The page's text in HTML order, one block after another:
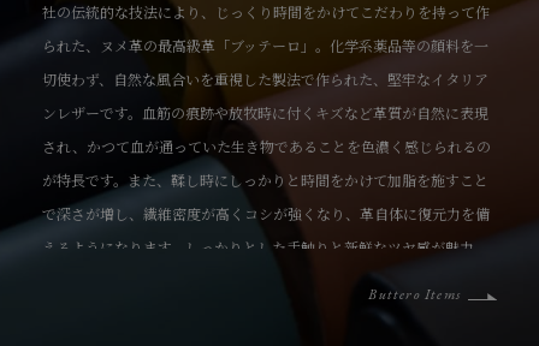
社の伝統的な技法により、じっくり時間をかけてこだわりを持って作
られた、ヌメ革の最高級革「ブッテーロ」。化学系薬品等の顔料を一
切使わず、自然な風合いを重視した製法で作られた、堅牢なイタリア
ンレザーです。血筋の痕跡や放牧時に付くキズなど革質が自然に表現
され、かつて血が通っていた生き物であることを色濃く感じられるの
が特長です。また、鞣し時にしっかりと時間をかけて加脂を施すこと
で深さが増し、繊維密度が高くコシが強くなり、革自体に復元力を備
えるようになります。しっかりとした手触りと新鮮なツヤ感が魅力
Buttero Items